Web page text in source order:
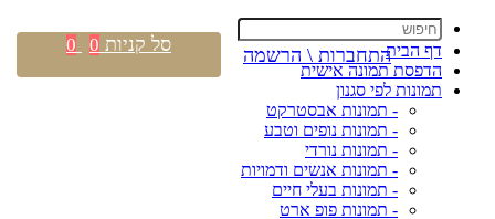
דף הבית
הדפסת תמונה אישית
תמונות לפי סגנון
- תמונות אבסטרקט
- תמונות נופים וטבע
- תמונות נורדי
- תמונות אנשים ודמויות
- תמונות בעלי חיים
- תמונות פופ ארט
התחברות \ הרשמה סל קניות 0
0